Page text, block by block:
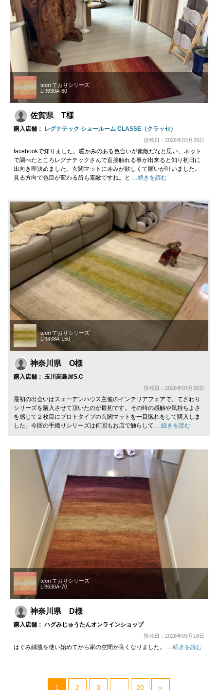
teori ておりシリーズ
LR630A-60
佐賀県 T様
購入店舗： レグナテック ショールーム CLASSE（クラッセ）
投稿日：2026年03月28日
facebookで知りました。暖かみのある色合いが素敵だなと思い、ネット
で調べたところレグナテックさんで直接触れる事が出来ると知り初日に
出向き即決めました。玄関マットに赤みが欲しくて願いが叶いました。
見る方向で色目が変わる所も素敵ですね。と …続きを読む
teori ておりシリーズ
LR438A-150
神奈川県 O様
購入店舗： 玉川高島屋S.C
投稿日：2026年03月20日
最初の出会いはスェーデンハウス主催のインテリアフェアで、てざわり
シリーズを購入させて頂いたのが最初です。その時の感触や気持ちよさ
を感じて２枚目にプロトタイプの玄関マットを一目惚れをして購入しま
した。今回の手織りシリーズは何回もお店で触らして …続きを読む
teori ておりシリーズ
LR630A-70
神奈川県 D様
購入店舗： ハグみじゅうたんオンラインショップ
投稿日：2026年03月18日
はぐみ絨毯を使い始めてから家の空間が良くなりました。 …続きを読む
1 2 3 … 20 »